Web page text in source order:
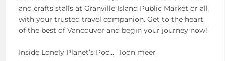
and crafts stalls at Granville Island Public Market or all
with your trusted travel companion. Get to the heart
of the best of Vancouver and begin your journey now!
Inside Lonely Planet’s Poc... Toon meer